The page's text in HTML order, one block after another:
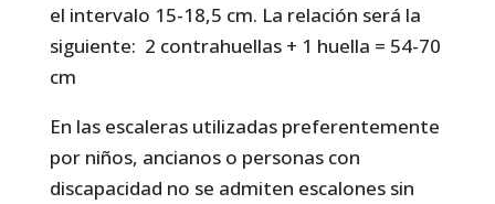
el intervalo 15-18,5 cm. La relación será la
siguiente: 2 contrahuellas + 1 huella = 54-70
cm
En las escaleras utilizadas preferentemente
por niños, ancianos o personas con
discapacidad no se admiten escalones sin